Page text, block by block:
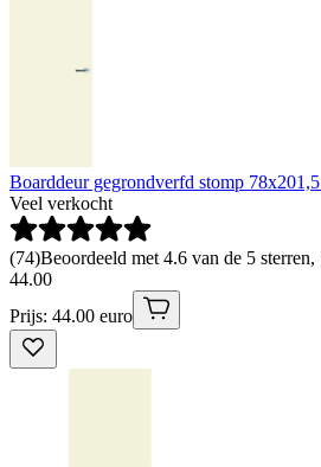
Boarddeur gegrondverfd stomp
Veel verkocht
(74)Beoordeeld met 4.6 van de 5
44.00
Prijs: 44.00 euro